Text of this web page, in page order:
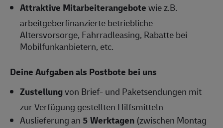
Attraktive Mitarbeiterangebotewie z.B.
arbeitgeberfinanzierte betriebliche
Altersvorsorge, Fahrradleasing, Rabatte bei
Mobilfunkanbietern, etc.
Deine Aufgaben als Postbote bei uns
Zustellungvon Brief- und Paketsendungen mit
zur Verfügung gestellten Hilfsmitteln
Auslieferung an5 Werktagen (zwischen Montag